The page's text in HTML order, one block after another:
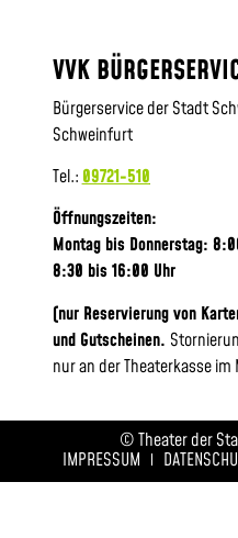
VVK
Bürgerservice der Stadt
Schweinfurt
Tel.: 09721-510
Öffnungszeiten:
Montag bis Donnerstag:
8:30 bis 16:00 Uhr
(nur Reservierung von
und Gutscheinen.
nur an der Theaterkasse
© Theater der
IMPRESSUM